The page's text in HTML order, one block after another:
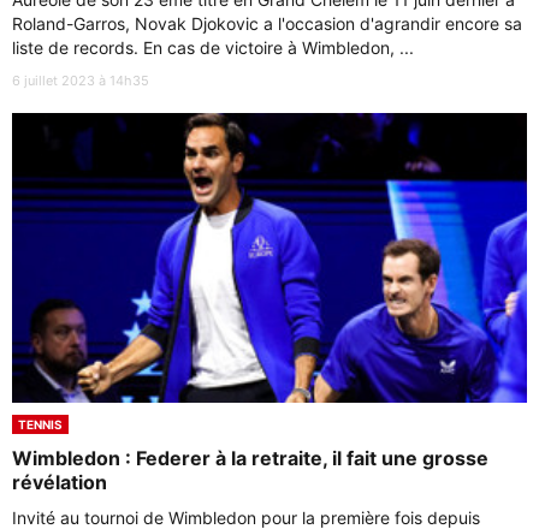
Roland-Garros, Novak Djokovic a l'occasion d'agrandir encore sa
liste de records. En cas de victoire à Wimbledon, ...
6 juillet 2023 à 14h35
TENNIS
Wimbledon : Federer à la retraite, il fait une grosse
révélation
Invité au tournoi de Wimbledon pour la première fois depuis